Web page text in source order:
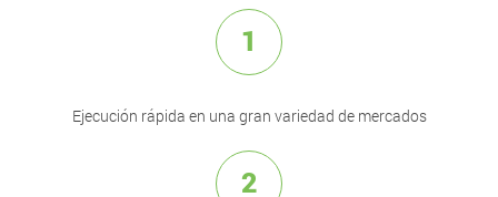
1
Ejecución rápida en una gran variedad de mercados
2